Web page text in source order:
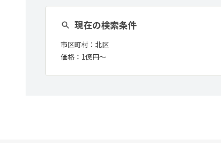
現在の検索条件
市区町村： 北区
価格： 1億円〜